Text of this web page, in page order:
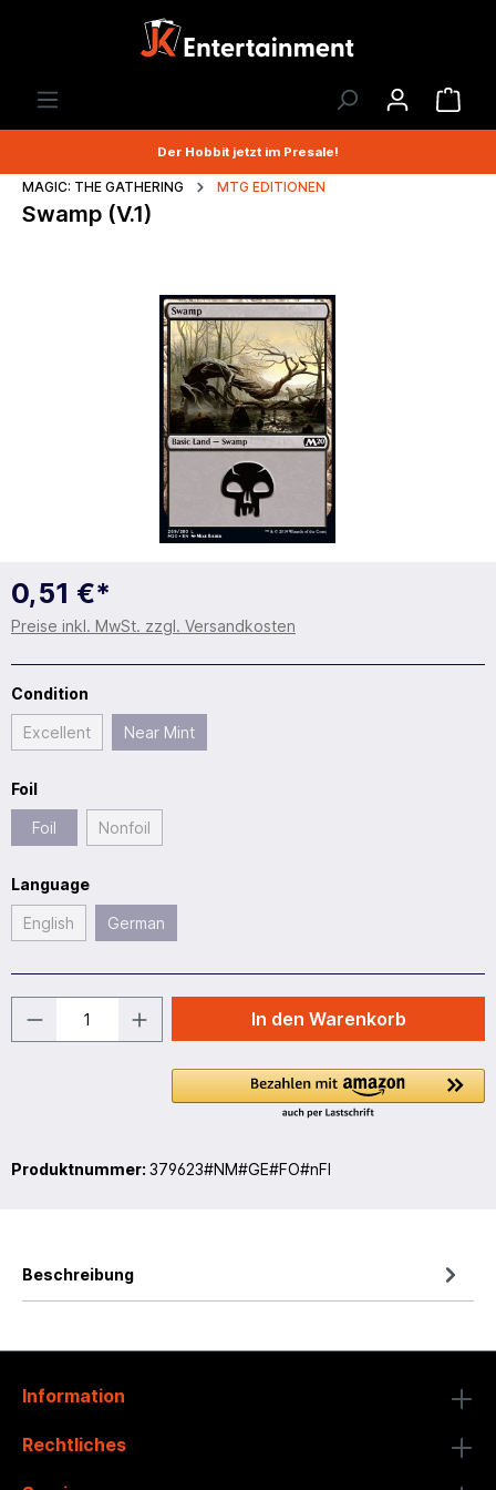
Der Hobbit jetzt im Presale!
MAGIC: THE GATHERING MTG EDITIONEN
Swamp (V.1)
0,51 €*
Preise inkl. MwSt. zzgl. Versandkosten
Condition
Excellent Near Mint
Foil
Foil Nonfoil
Language
English German
In den Warenkorb
Produktnummer: 379623#NM#GE#FO#nFI
Beschreibung
Information
Rechtliches